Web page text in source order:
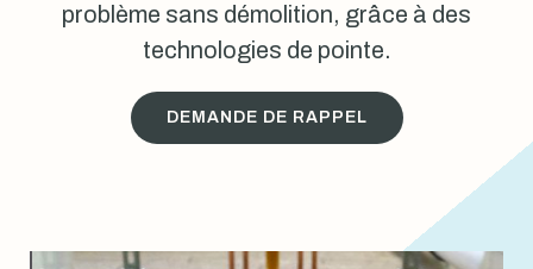
problème sans démolition, grâce à des
technologies de pointe.
DEMANDE DE RAPPEL